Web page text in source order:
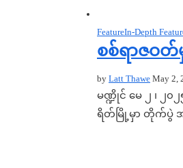
FeatureIn-Depth
စစ်ရာဇဝ
by Latt Thawe May 2,
မဏ္ဍိုင် မေ ၂ ၊ ၂
ရိတ်မြို့မှာ တိုက်ပွဲ